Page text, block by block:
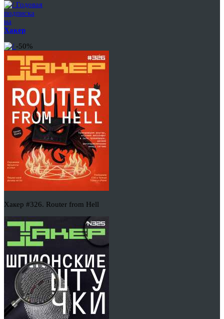
Годовая
подписка
на
Хакер
-50%
Хакер #326. Router from Hell